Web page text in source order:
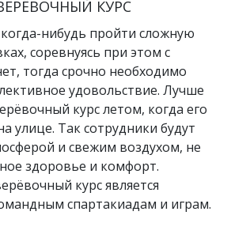
КУРС
нибудь пройти сложную
соревнуясь при этом с
тогда срочно необходимо
удовольствие. Лучше
курс летом, когда его
улице. Так сотрудники будут
и свежим воздухом, не
здоровье и комфорт.
курс является
спартакиадам и играм.